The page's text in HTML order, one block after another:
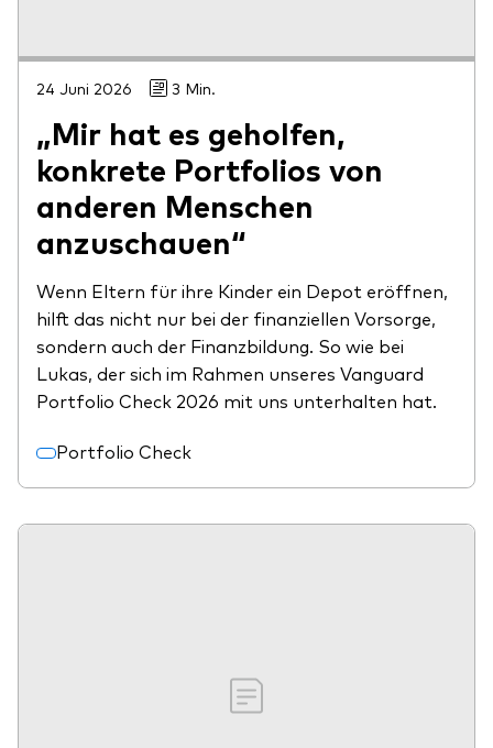
24 Juni 2026 3 Min.
„Mir hat es geholfen,
konkrete Portfolios von
anderen Menschen
anzuschauen“
Wenn Eltern für ihre Kinder ein Depot eröffnen,
hilft das nicht nur bei der finanziellen Vorsorge,
sondern auch der Finanzbildung. So wie bei
Lukas, der sich im Rahmen unseres Vanguard
Portfolio Check 2026 mit uns unterhalten hat.
Portfolio Check